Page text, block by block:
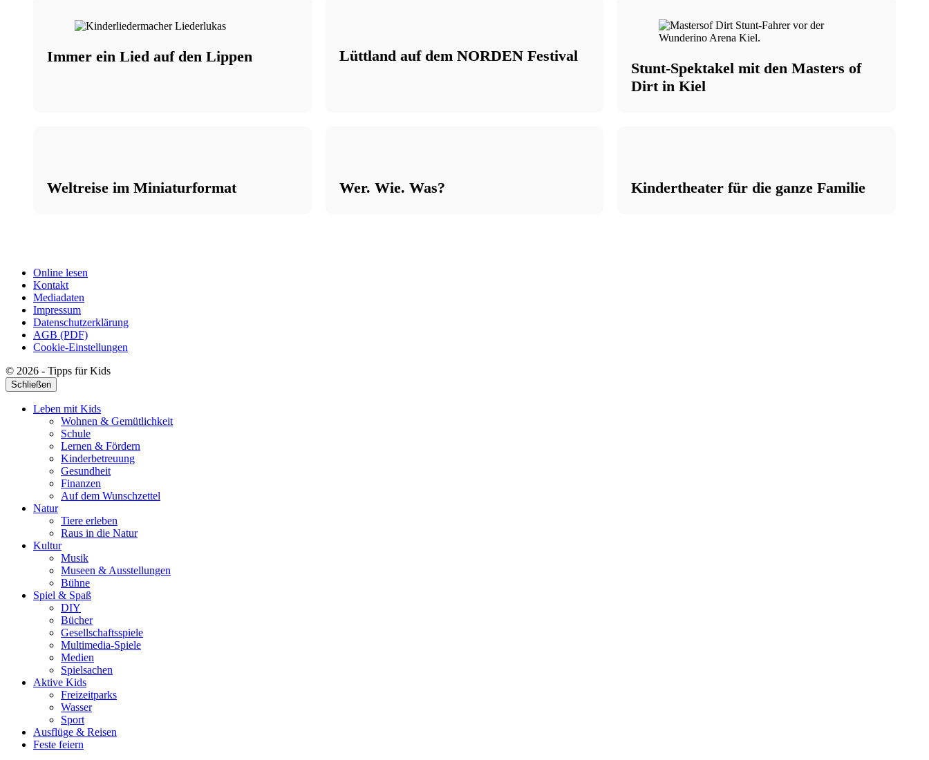
Immer ein Lied auf den Lippen Lüttland auf dem NORDEN Festival
Stunt-Spektakel mit den Masters of
Dirt in Kiel
Weltreise im Miniaturformat Wer. Wie. Was? Kindertheater für die ganze Familie
Online lesen
Kontakt
Mediadaten
Impressum
Datenschutzerklärung
AGB (PDF)
Cookie-Einstellungen
© 2026 - Tipps für Kids
Schließen
Leben mit Kids
Wohnen & Gemütlichkeit
Schule
Lernen & Fördern
Kinderbetreuung
Gesundheit
Finanzen
Auf dem Wunschzettel
Natur
Tiere erleben
Raus in die Natur
Kultur
Musik
Museen & Ausstellungen
Bühne
Spiel & Spaß
DIY
Bücher
Gesellschaftsspiele
Multimedia-Spiele
Medien
Spielsachen
Aktive Kids
Freizeitparks
Wasser
Sport
Ausflüge & Reisen
Feste feiern